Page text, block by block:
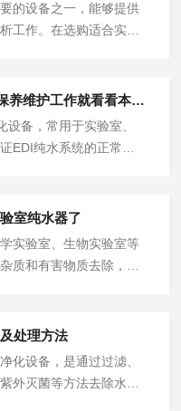
的设备之一，能够提供
工作。在选购适合实验
想知道EDI纯水系统该如何进行保养维护工作就看看本篇吧
备，常用于实验室、
EDI纯水系统的正常运
室纯水器了
实验室、生物实验室等
质和有害物质去除，提
处理方法
化设备，是通过过滤、
外灭菌等方法去除水中